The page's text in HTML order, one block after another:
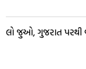
લો જુઓ, ગુજરાત પરથી